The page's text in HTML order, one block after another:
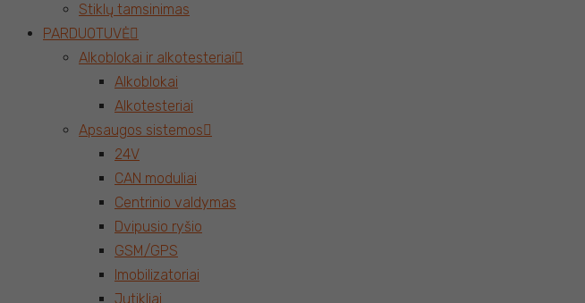
Stiklų tamsinimas
PARDUOTUVĖ
Alkoblokai ir alkotesteriai
Alkoblokai
Alkotesteriai
Apsaugos sistemos
24V
CAN moduliai
Centrinio valdymas
Dvipusio ryšio
GSM/GPS
Imobilizatoriai
Jutikliai